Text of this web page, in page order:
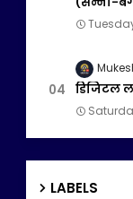
डिजिटल
LABELS